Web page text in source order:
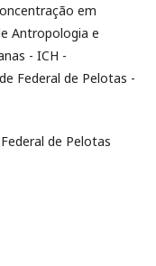
em
Antropologia e
- ICH -
Federal de Pelotas -
de Pelotas